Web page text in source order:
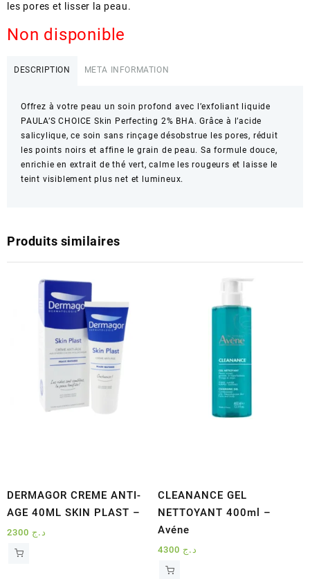
les pores et lisser la peau.
Non disponible
DESCRIPTION META INFORMATION
Offrez à votre peau un soin profond avec l’exfoliant liquide
PAULA’S CHOICE Skin Perfecting 2% BHA. Grâce à l’acide
salicylique, ce soin sans rinçage désobstrue les pores, réduit
les points noirs et affine le grain de peau. Sa formule douce,
enrichie en extrait de thé vert, calme les rougeurs et laisse le
teint visiblement plus net et lumineux.
Produits similaires
DERMAGOR CREME ANTI-
AGE 40ML SKIN PLAST –
د.ج
CLEANANCE GEL
NETTOYANT 400ml –
Avéne
د.ج